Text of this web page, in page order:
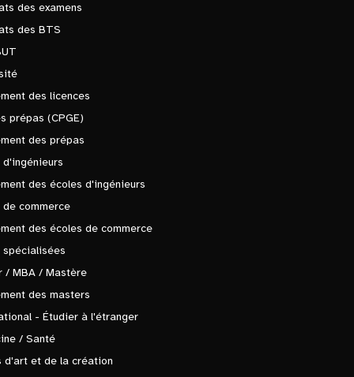
des examens
des BTS
des licences
prépas (CPGE)
des prépas
d'ingénieurs
des écoles d'ingénieurs
de commerce
des écoles de commerce
spécialisées
/ MBA / Mastère
des masters
- Étudier à l'étranger
/ Santé
d'art et de la création